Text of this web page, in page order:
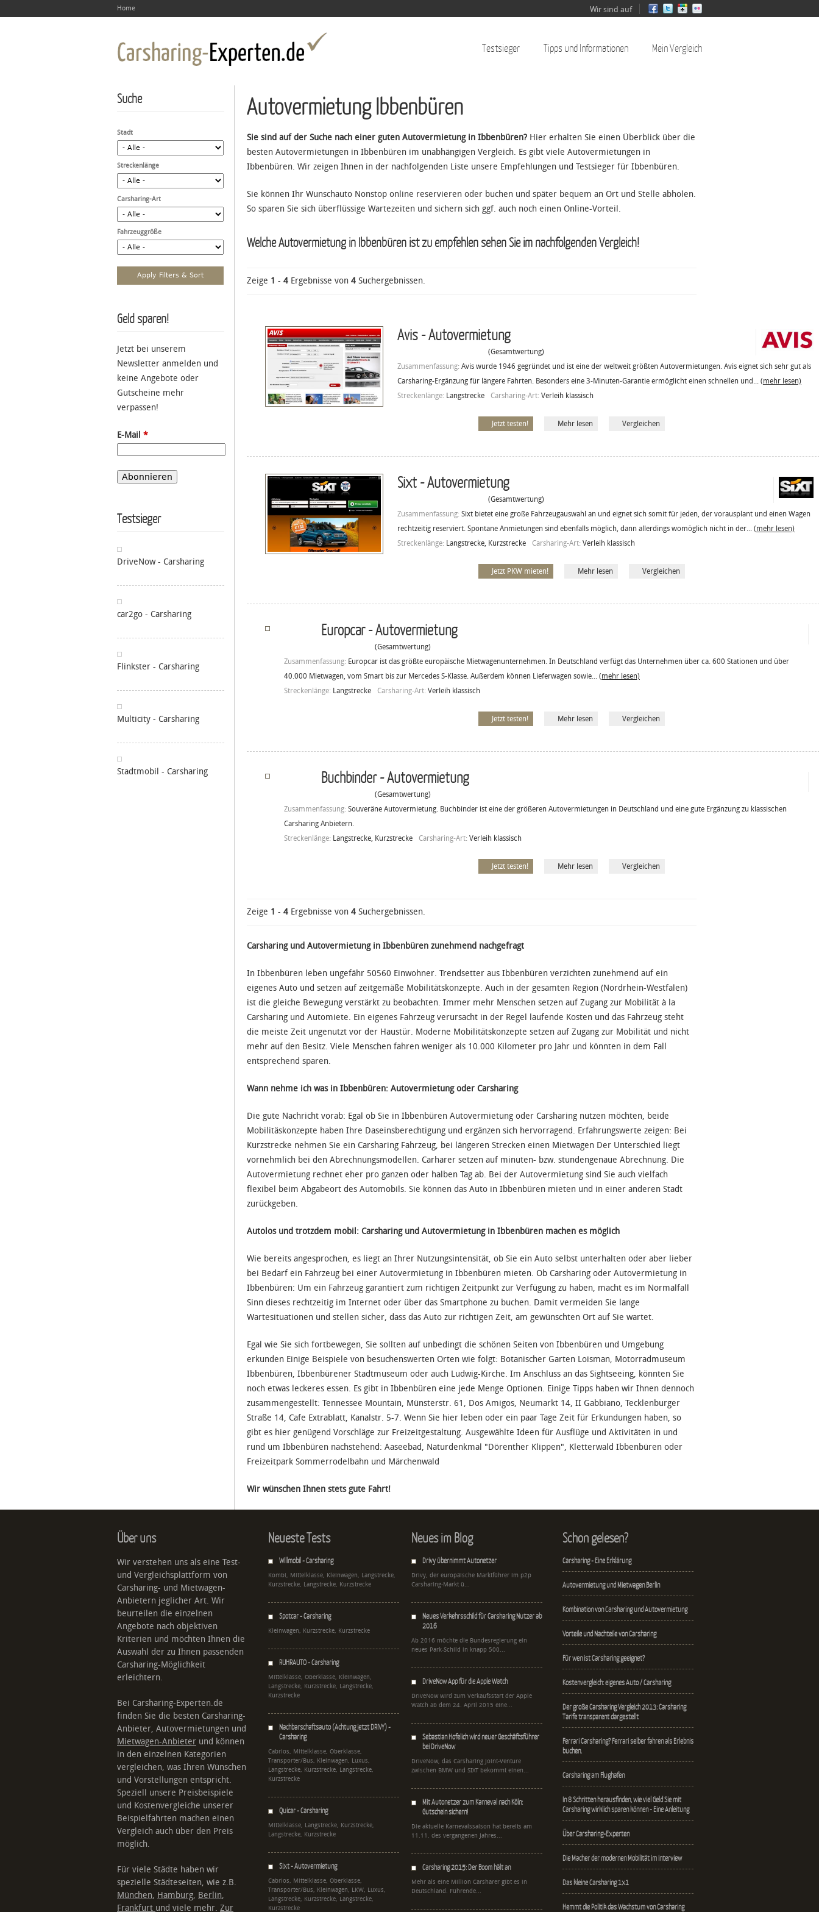
Home Wir sind auf
Testsieger Tipps und Informationen Mein Vergleich
Autovermietung Ibbenbüren
Sie sind auf der Suche nach einer guten Autovermietung in Ibbenbüren? Hier erhalten Sie einen Überblick über die
besten Autovermietungen in Ibbenbüren im unabhängigen Vergleich. Es gibt viele Autovermietungen in
Ibbenbüren. Wir zeigen Ihnen in der nachfolgenden Liste unsere Empfehlungen und Testsieger für Ibbenbüren.
Sie können Ihr Wunschauto Nonstop online reservieren oder buchen und später bequem an Ort und Stelle abholen.
So sparen Sie sich überflüssige Wartezeiten und sichern sich ggf. auch noch einen Online-Vorteil.
Welche Autovermietung in Ibbenbüren ist zu empfehlen sehen Sie im nachfolgenden Vergleich!
Zeige 1 - 4 Ergebnisse von 4 Suchergebnissen.
Avis - Autovermietung
(Gesamtwertung)
Zusammenfassung: Avis wurde 1946 gegründet und ist eine der weltweit größten Autovermietungen. Avis eignet sich sehr gut als
Carsharing-Ergänzung für längere Fahrten. Besonders eine 3-Minuten-Garantie ermöglicht einen schnellen und... (mehr lesen)
Streckenlänge: Langstrecke Carsharing-Art: Verleih klassisch
Jetzt testen! Mehr lesen Vergleichen
Sixt - Autovermietung
(Gesamtwertung)
Zusammenfassung: Sixt bietet eine große Fahrzeugauswahl an und eignet sich somit für jeden, der vorausplant und einen Wagen
rechtzeitig reserviert. Spontane Anmietungen sind ebenfalls möglich, dann allerdings womöglich nicht in der... (mehr lesen)
Streckenlänge: Langstrecke, Kurzstrecke Carsharing-Art: Verleih klassisch
Jetzt PKW mieten! Mehr lesen Vergleichen
Europcar - Autovermietung
(Gesamtwertung)
Zusammenfassung: Europcar ist das größte europäische Mietwagenunternehmen. In Deutschland verfügt das Unternehmen über ca. 600 Stationen und über
40.000 Mietwagen, vom Smart bis zur Mercedes S-Klasse. Außerdem können Lieferwagen sowie... (mehr lesen)
Streckenlänge: Langstrecke Carsharing-Art: Verleih klassisch
Jetzt testen! Mehr lesen Vergleichen
Buchbinder - Autovermietung
(Gesamtwertung)
Zusammenfassung: Souveräne Autovermietung. Buchbinder ist eine der größeren Autovermietungen in Deutschland und eine gute Ergänzung zu klassischen
Carsharing Anbietern.
Streckenlänge: Langstrecke, Kurzstrecke Carsharing-Art: Verleih klassisch
Jetzt testen! Mehr lesen Vergleichen
Zeige 1 - 4 Ergebnisse von 4 Suchergebnissen.
Carsharing und Autovermietung in Ibbenbüren zunehmend nachgefragt
In Ibbenbüren leben ungefähr 50560 Einwohner. Trendsetter aus Ibbenbüren verzichten zunehmend auf ein
eigenes Auto und setzen auf zeitgemäße Mobilitätskonzepte. Auch in der gesamten Region (Nordrhein-Westfalen)
ist die gleiche Bewegung verstärkt zu beobachten. Immer mehr Menschen setzen auf Zugang zur Mobilität à la
Carsharing und Automiete. Ein eigenes Fahrzeug verursacht in der Regel laufende Kosten und das Fahrzeug steht
die meiste Zeit ungenutzt vor der Haustür. Moderne Mobilitätskonzepte setzen auf Zugang zur Mobilität und nicht
mehr auf den Besitz. Viele Menschen fahren weniger als 10.000 Kilometer pro Jahr und könnten in dem Fall
entsprechend sparen.
Wann nehme ich was in Ibbenbüren: Autovermietung oder Carsharing
Die gute Nachricht vorab: Egal ob Sie in Ibbenbüren Autovermietung oder Carsharing nutzen möchten, beide
Mobilitäskonzepte haben Ihre Daseinsberechtigung und ergänzen sich hervorragend. Erfahrungswerte zeigen: Bei
Kurzstrecke nehmen Sie ein Carsharing Fahrzeug, bei längeren Strecken einen Mietwagen Der Unterschied liegt
vornehmlich bei den Abrechnungsmodellen. Carharer setzen auf minuten- bzw. stundengenaue Abrechnung. Die
Autovermietung rechnet eher pro ganzen oder halben Tag ab. Bei der Autovermietung sind Sie auch vielfach
flexibel beim Abgabeort des Automobils. Sie können das Auto in Ibbenbüren mieten und in einer anderen Stadt
zurückgeben.
Autolos und trotzdem mobil: Carsharing und Autovermietung in Ibbenbüren machen es möglich
Wie bereits angesprochen, es liegt an Ihrer Nutzungsintensität, ob Sie ein Auto selbst unterhalten oder aber lieber
bei Bedarf ein Fahrzeug bei einer Autovermietung in Ibbenbüren mieten. Ob Carsharing oder Autovermietung in
Ibbenbüren: Um ein Fahrzeug garantiert zum richtigen Zeitpunkt zur Verfügung zu haben, macht es im Normalfall
Sinn dieses rechtzeitig im Internet oder über das Smartphone zu buchen. Damit vermeiden Sie lange
Wartesituationen und stellen sicher, dass das Auto zur richtigen Zeit, am gewünschten Ort auf Sie wartet.
Egal wie Sie sich fortbewegen, Sie sollten auf unbedingt die schönen Seiten von Ibbenbüren und Umgebung
erkunden Einige Beispiele von besuchenswerten Orten wie folgt: Botanischer Garten Loisman, Motorradmuseum
Ibbenbüren, Ibbenbürener Stadtmuseum oder auch Ludwig-Kirche. Im Anschluss an das Sightseeing, könnten Sie
noch etwas leckeres essen. Es gibt in Ibbenbüren eine jede Menge Optionen. Einige Tipps haben wir Ihnen dennoch
zusammengestellt: Tennessee Mountain, Münsterstr. 61, Dos Amigos, Neumarkt 14, II Gabbiano, Tecklenburger
Straße 14, Cafe Extrablatt, Kanalstr. 5-7. Wenn Sie hier leben oder ein paar Tage Zeit für Erkundungen haben, so
gibt es hier genügend Vorschläge zur Freizeitgestaltung. Ausgewählte Ideen für Ausflüge und Aktivitäten in und
rund um Ibbenbüren nachstehend: Aaseebad, Naturdenkmal "Dörenther Klippen", Kletterwald Ibbenbüren oder
Freizeitpark Sommerrodelbahn und Märchenwald
Wir wünschen Ihnen stets gute Fahrt!
Suche
Stadt
Streckenlänge
Carsharing-Art
Fahrzeuggröße
Geld sparen!
Jetzt bei unserem
Newsletter anmelden und
keine Angebote oder
Gutscheine mehr
verpassen!
E-Mail *
Testsieger
DriveNow - Carsharing
car2go - Carsharing
Flinkster - Carsharing
Multicity - Carsharing
Stadtmobil - Carsharing
Über uns
Wir verstehen uns als eine Test-
und Vergleichsplattform von
Carsharing- und Mietwagen-
Anbietern jeglicher Art. Wir
beurteilen die einzelnen
Angebote nach objektiven
Kriterien und möchten Ihnen die
Auswahl der zu Ihnen passenden
Carsharing-Möglichkeit
erleichtern.
Bei Carsharing-Experten.de
finden Sie die besten Carsharing-
Anbieter, Autovermietungen und
Mietwagen-Anbieter und können
in den einzelnen Kategorien
vergleichen, was Ihren Wünschen
und Vorstellungen entspricht.
Speziell unsere Preisbeispiele
und Kostenvergleiche unserer
Beispielfahrten machen einen
Vergleich auch über den Preis
möglich.
Für viele Städte haben wir
spezielle Städteseiten, wie z.B.
München, Hamburg, Berlin,
Frankfurt und viele mehr. Zur
Neueste Tests
Willmobil - Carsharing
Kombi, Mittelklasse, Kleinwagen, Langstrecke,
Kurzstrecke, Langstrecke, Kurzstrecke
Spotcar - Carsharing
Kleinwagen, Kurzstrecke, Kurzstrecke
RUHRAUTO - Carsharing
Mittelklasse, Oberklasse, Kleinwagen,
Langstrecke, Kurzstrecke, Langstrecke,
Kurzstrecke
Nachbarschaftsauto (Achtung jetzt DRIVY) -
Carsharing
Cabrios, Mittelklasse, Oberklasse,
Transporter/Bus, Kleinwagen, Luxus,
Langstrecke, Kurzstrecke, Langstrecke,
Kurzstrecke
Quicar - Carsharing
Mittelklasse, Langstrecke, Kurzstrecke,
Langstrecke, Kurzstrecke
Sixt - Autovermietung
Cabrios, Mittelklasse, Oberklasse,
Transporter/Bus, Kleinwagen, LKW, Luxus,
Langstrecke, Kurzstrecke, Langstrecke,
Kurzstrecke
Neues im Blog
Drivy übernimmt Autonetzer
Drivy, der europäische Marktführer im p2p
Carsharing-Markt ü...
Neues Verkehrsschild für Carsharing Nutzer ab
2016
Ab 2016 möchte die Bundesregierung ein
neues Park-Schild in knapp 500...
DriveNow App für die Apple Watch
DriveNow wird zum Verkaufsstart der Apple
Watch ab dem 24. April 2015 eine...
Sebastian Hofelich wird neuer Geschäftsführer
bei DriveNow
DriveNow, das Carsharing Joint-Venture
zwischen BMW und SIXT bekommt einen...
Mit Autonetzer zum Karneval nach Köln:
Gutschein sichern!
Die aktuelle Karnevalssaison hat bereits am
11.11. des vergangenen Jahres...
Carsharing 2015: Der Boom hält an
Mehr als eine Million Carsharer gibt es in
Deutschland. Führende...
Schon gelesen?
Carsharing - Eine Erklärung
Autovermietung und Mietwagen Berlin
Kombination von Carsharing und Autovermietung
Vorteile und Nachteile von Carsharing
Für wen ist Carsharing geeignet?
Kostenvergleich: eigenes Auto / Carsharing
Der große Carsharing Vergleich 2013: Carsharing
Tarife transparent dargestellt
Ferrari Carsharing? Ferrari selber fahren als Erlebnis
buchen.
Carsharing am Flughafen
In 8 Schritten herausfinden, wie viel Geld Sie mit
Carsharing wirklich sparen können - Eine Anleitung
Über Carsharing-Experten
Die Macher der modernen Mobilität im Interview
Das kleine Carsharing 1x1
Hemmt die Politik das Wachstum von Carsharing